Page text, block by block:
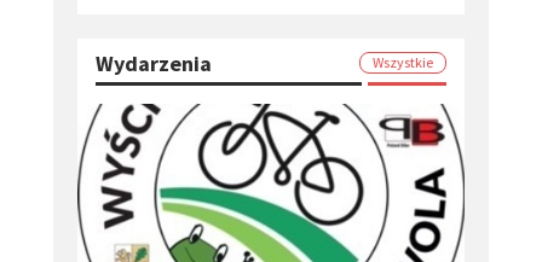
Wydarzenia Wszystkie